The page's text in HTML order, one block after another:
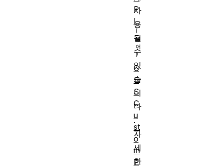
사
용
될
수
있
습
니
다
.
자
세
한
P
I
C
S
S
C
u
st
o
m
P